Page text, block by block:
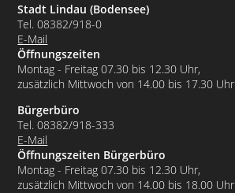
Stadt Lindau (Bodensee)
Tel. 08382/918-0
E-Mail
Öffnungszeiten
Montag - Freitag 07.30 bis 12.30 Uhr,
zusätzlich Mittwoch von 14.00 bis 17.30 Uhr
Bürgerbüro
Tel. 08382/918-333
E-Mail
Öffnungszeiten Bürgerbüro
Montag - Freitag 07.30 bis 12.30 Uhr,
zusätzlich Mittwoch von 14.00 bis 18.00 Uhr